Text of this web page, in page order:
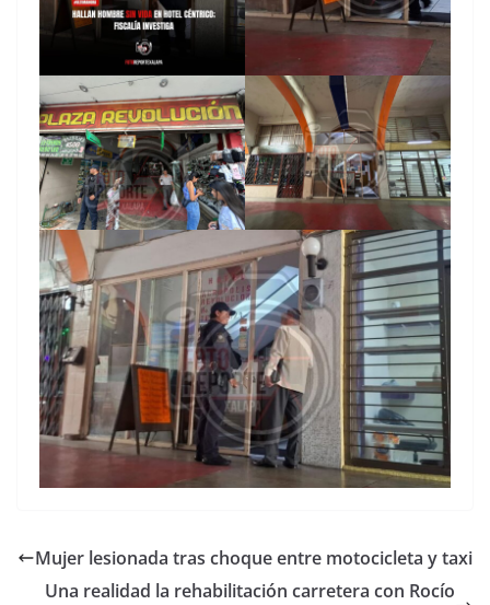
Mujer lesionada tras choque entre motocicleta y taxi
Una realidad la rehabilitación carretera con Rocío